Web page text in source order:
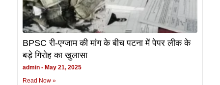
BPSC री-एग्जाम की मांग के बीच पटना में पेपर लीक के
बड़े गिरोह का खुलासा
admin
May 21, 2025
Read Now »